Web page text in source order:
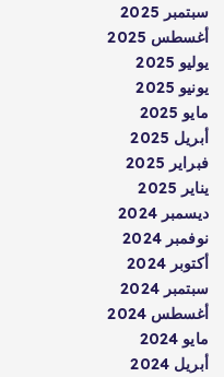
سبتمبر 2025
أغسطس 2025
يوليو 2025
يونيو 2025
مايو 2025
أبريل 2025
فبراير 2025
يناير 2025
ديسمبر 2024
نوفمبر 2024
أكتوبر 2024
سبتمبر 2024
أغسطس 2024
مايو 2024
أبريل 2024